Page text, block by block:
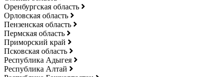
Оренбургская область
Орловская область
Пензенская область
Пермская область
Приморский край
Псковская область
Республика Адыгея
Республика Алтай